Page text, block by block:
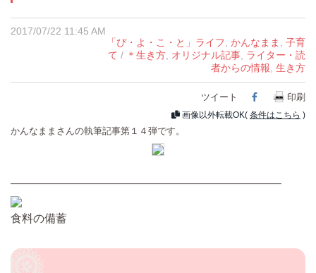
2017/07/22 11:45 AM
「ぴ・よ・こ・と」ライフ, かんなまま , 子育
て / ＊生き方, オリジナル記事, ライター・読
者からの情報, 生き方
ツイート Facebook
印刷
画像以外転載OK( 条件はこちら )
かんなままさんの執筆記事第１４弾です。
————————————————————————
食料の備蓄